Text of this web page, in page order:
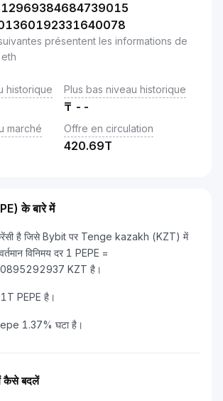
présentent les informations de
historique Plus bas niveau historique
₸ --
marché Offre en circulation
420.69T
के बारे में
है जिसे Bybit पर Tenge kazakh (KZT) में
विनिमय दर 1 PEPE =
KZT है।
PEPE है।
1.37% घटा है।
कैसे बदलें